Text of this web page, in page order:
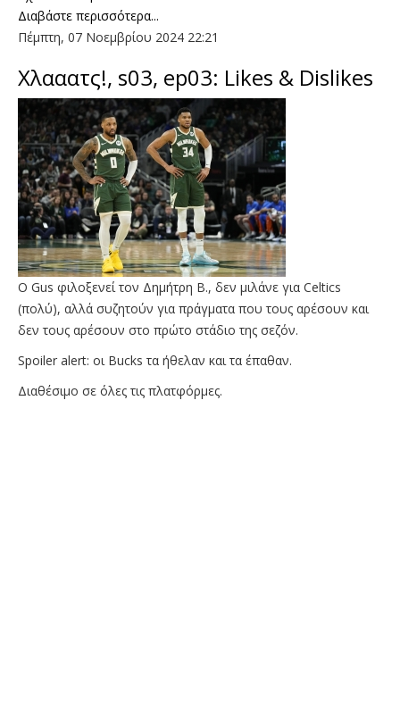
Διαβάστε περισσότερα...
Πέμπτη, 07 Νοεμβρίου 2024 22:21
Χλααατς!, s03, ep03: Likes & Dislikes
Ο Gus φιλοξενεί τον Δημήτρη Β., δεν μιλάνε για Celtics
(πολύ), αλλά συζητούν για πράγματα που τους αρέσουν και
δεν τους αρέσουν στο πρώτο στάδιο της σεζόν.
Spoiler alert: οι Bucks τα ήθελαν και τα έπαθαν.
Διαθέσιμο σε όλες τις πλατφόρμες.